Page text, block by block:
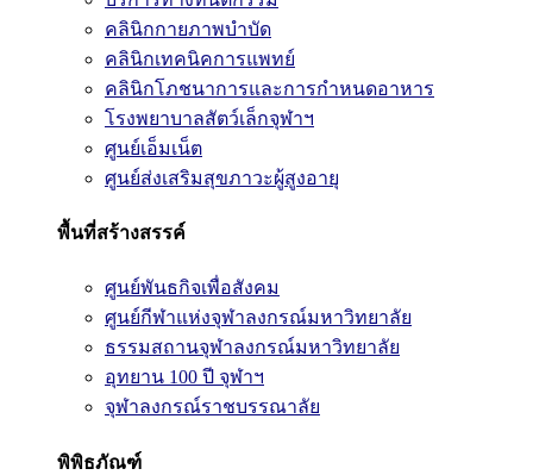
คลินิกกายภาพบำบัด
คลินิกเทคนิคการแพทย์
คลินิกโภชนาการและการกำหนดอาหาร
โรงพยาบาลสัตว์เล็กจุฬาฯ
ศูนย์เอ็มเน็ต
ศูนย์ส่งเสริมสุขภาวะผู้สูงอายุ
พื้นที่สร้างสรรค์
ศูนย์พันธกิจเพื่อสังคม
ศูนย์กีฬาแห่งจุฬาลงกรณ์มหาวิทยาลัย
ธรรมสถานจุฬาลงกรณ์มหาวิทยาลัย
อุทยาน 100 ปี จุฬาฯ
จุฬาลงกรณ์ราชบรรณาลัย
พิพิธภัณฑ์